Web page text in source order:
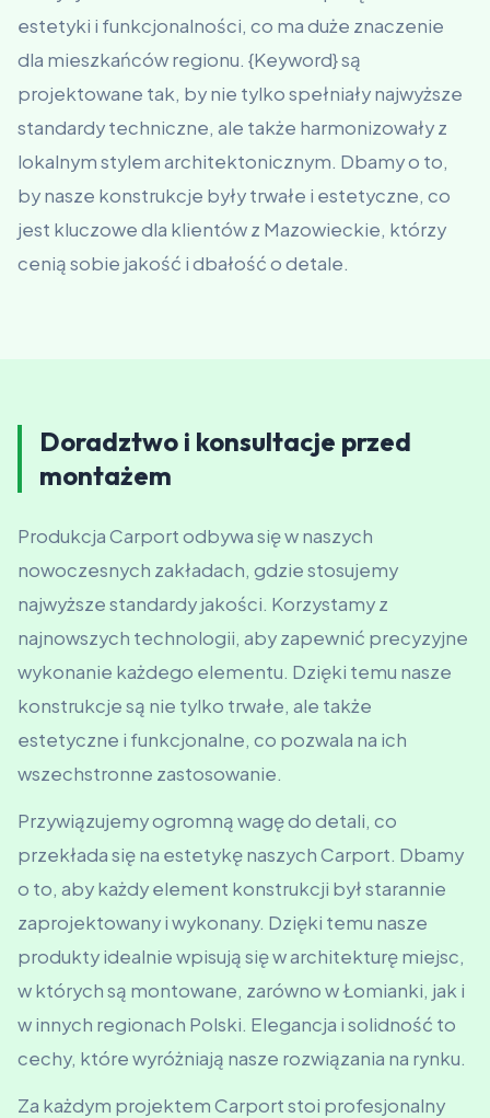
estetyki i funkcjonalności, co ma duże znaczenie
dla mieszkańców regionu. {Keyword} są
projektowane tak, by nie tylko spełniały najwyższe
standardy techniczne, ale także harmonizowały z
lokalnym stylem architektonicznym. Dbamy o to,
by nasze konstrukcje były trwałe i estetyczne, co
jest kluczowe dla klientów z Mazowieckie, którzy
cenią sobie jakość i dbałość o detale.
Doradztwo i konsultacje przed
montażem
Produkcja Carport odbywa się w naszych
nowoczesnych zakładach, gdzie stosujemy
najwyższe standardy jakości. Korzystamy z
najnowszych technologii, aby zapewnić precyzyjne
wykonanie każdego elementu. Dzięki temu nasze
konstrukcje są nie tylko trwałe, ale także
estetyczne i funkcjonalne, co pozwala na ich
wszechstronne zastosowanie.
Przywiązujemy ogromną wagę do detali, co
przekłada się na estetykę naszych Carport. Dbamy
o to, aby każdy element konstrukcji był starannie
zaprojektowany i wykonany. Dzięki temu nasze
produkty idealnie wpisują się w architekturę miejsc,
w których są montowane, zarówno w Łomianki, jak i
w innych regionach Polski. Elegancja i solidność to
cechy, które wyróżniają nasze rozwiązania na rynku.
Za każdym projektem Carport stoi profesjonalny